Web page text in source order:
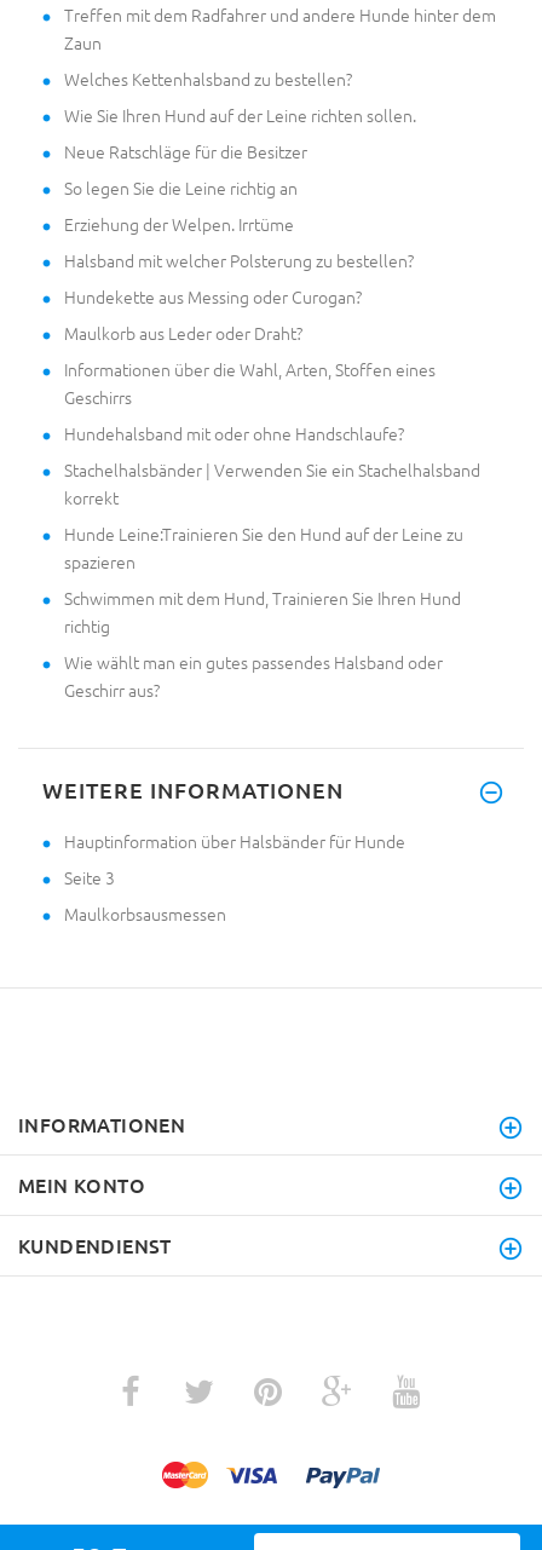
Treffen mit dem Radfahrer und andere Hunde hinter dem
Zaun
Welches Kettenhalsband zu bestellen?
Wie Sie Ihren Hund auf der Leine richten sollen.
Neue Ratschläge für die Besitzer
So legen Sie die Leine richtig an
Erziehung der Welpen. Irrtüme
Halsband mit welcher Polsterung zu bestellen?
Hundekette aus Messing oder Curogan?
Maulkorb aus Leder oder Draht?
Informationen über die Wahl, Arten, Stoffen eines
Geschirrs
Hundehalsband mit oder ohne Handschlaufe?
Stachelhalsbänder | Verwenden Sie ein Stachelhalsband
korrekt
Hunde Leine:Trainieren Sie den Hund auf der Leine zu
spazieren
Schwimmen mit dem Hund, Trainieren Sie Ihren Hund
richtig
Wie wählt man ein gutes passendes Halsband oder
Geschirr aus?
WEITERE INFORMATIONEN
Hauptinformation über Halsbänder für Hunde
Seite 3
Maulkorbsausmessen
INFORMATIONEN
MEIN KONTO
KUNDENDIENST